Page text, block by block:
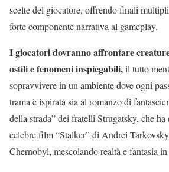
scelte del giocatore, offrendo finali
forte componente narrativa al gameplay.
I giocatori dovranno affrontare
ostili e fenomeni inspiegabili,il tutto
sopravvivere in un ambiente dove ogni
trama è ispirata sia al romanzo di
della strada” dei fratelli Strugatsky, che
celebre film “Stalker” di Andrei
Chernobyl, mescolando realtà e fantasia